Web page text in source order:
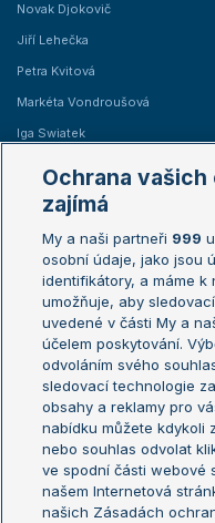
Novak Djokovič
Jiří Lehečka
Petra Kvitová
Markéta Vondroušová
Iga Swiatek
Žebříčky
Žebříček ATP (muži)
Žebříček WTA (ženy)
Sázkařský žebříček
Aktualní trendy
Fotbalové přestupy
Livesport Daily
Ochrana vašich
zajímá
My a naši partneři 999
osobní údaje, jako jsou
identifikátory, a máme k
umožňuje, aby
uvedené v části My a
účelem poskytování.
odvoláním svého
sledovací technologie
obsahy a reklamy pro
nabídku můžete kdykoli
nebo souhlas odvolat
ve spodní části webové
našem Internetová
našich Zásadách